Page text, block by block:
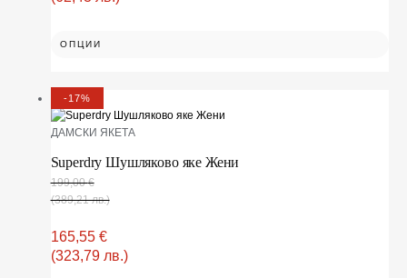
ОПЦИИ
-17%
ДАМСКИ ЯКЕТА
Superdry Шушляково яке Жени
199,00€
(389,21 лв.)
165,55 €
(323,79 лв.)